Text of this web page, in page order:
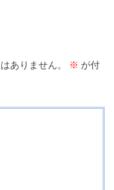
ありません。 ※ が付